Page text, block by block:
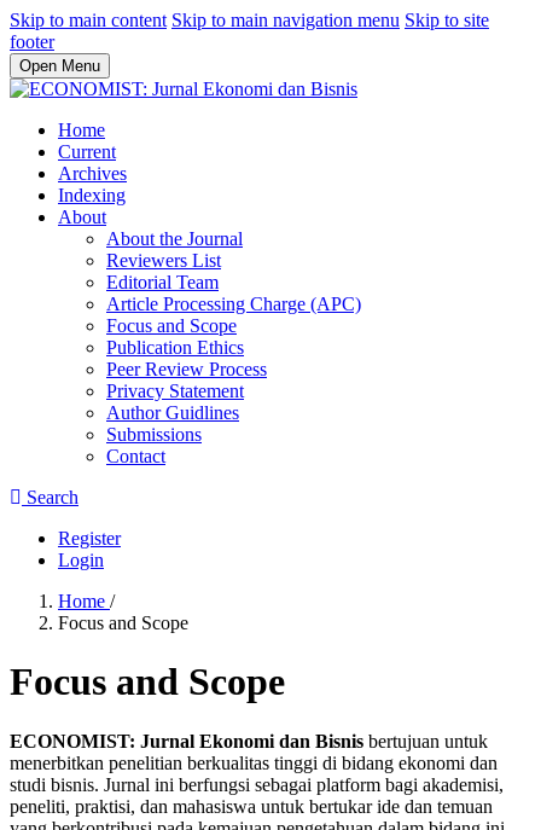
Skip to main content Skip to main navigation menu Skip to site
footer
Open Menu
Home
Current
Archives
Indexing
About
About the Journal
Reviewers List
Editorial Team
Article Processing Charge (APC)
Focus and Scope
Publication Ethics
Peer Review Process
Privacy Statement
Author Guidlines
Submissions
Contact
Search
Register
Login
Home /
Focus and Scope
Focus and Scope
ECONOMIST: Jurnal Ekonomi dan Bisnis bertujuan untuk
menerbitkan penelitian berkualitas tinggi di bidang ekonomi dan
studi bisnis. Jurnal ini berfungsi sebagai platform bagi akademisi,
peneliti, praktisi, dan mahasiswa untuk bertukar ide dan temuan